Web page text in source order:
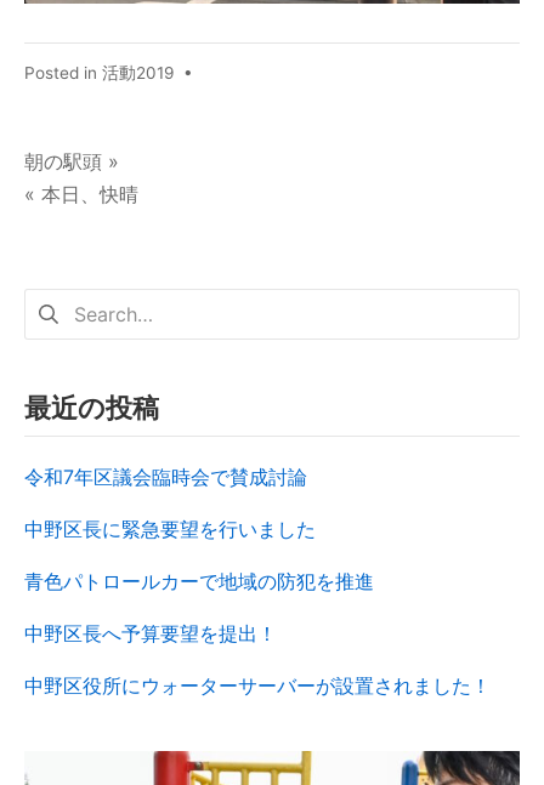
Posted in 活動2019 •
朝の駅頭 »
« 本日、快晴
最近の投稿
令和7年区議会臨時会で賛成討論
中野区長に緊急要望を行いました
青色パトロールカーで地域の防犯を推進
中野区長へ予算要望を提出！
中野区役所にウォーターサーバーが設置されました！